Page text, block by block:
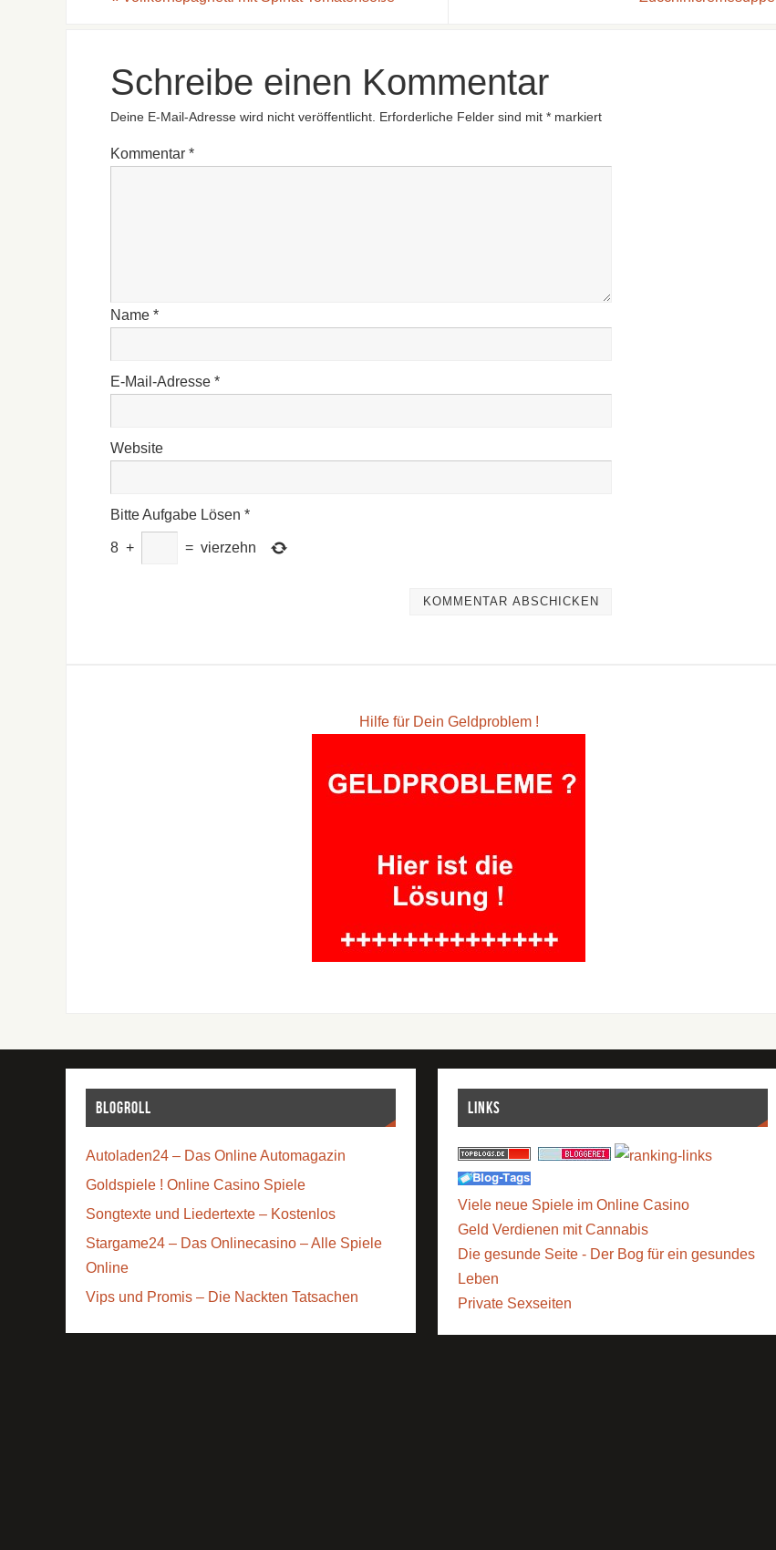
Schreibe einen Kommentar
Deine E-Mail-Adresse wird nicht veröffentlicht. Erforderliche Felder sind mit * markiert
Kommentar *
Name *
E-Mail-Adresse *
Website
Bitte Aufgabe Lösen *
8 + = vierzehn
Hilfe für Dein Geldproblem !
Blogroll
Autoladen24 – Das Online Automagazin
Goldspiele ! Online Casino Spiele
Songtexte und Liedertexte – Kostenlos
Stargame24 – Das Onlinecasino – Alle Spiele
Online
Vips und Promis – Die Nackten Tatsachen
Links
Viele neue Spiele im Online Casino
Geld Verdienen mit Cannabis
Die gesunde Seite - Der Bog für ein gesundes
Leben
Private Sexseiten